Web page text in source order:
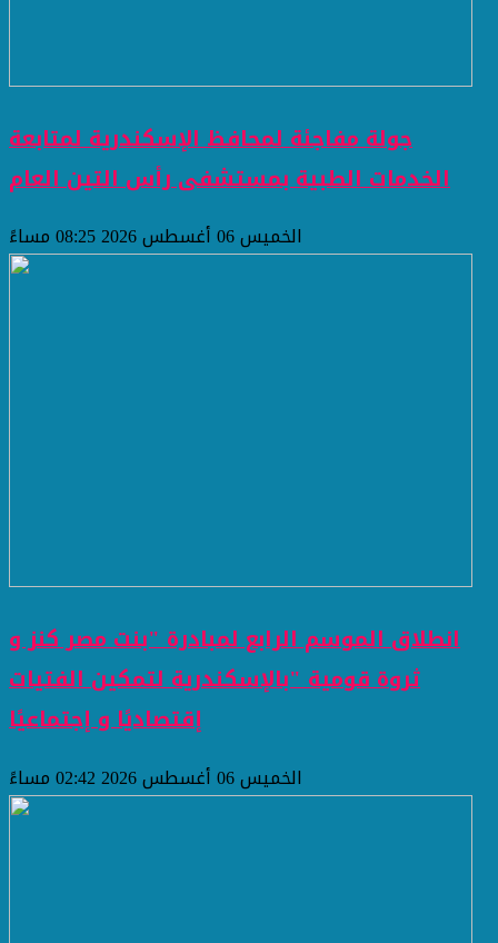
جولة مفاجئة لمحافظ الإسكندرية لمتابعة
الخدمات الطبية بمستشفى رأس التين العام
الخميس 06 أغسطس 2026 08:25 مساءً
انطلاق الموسم الرابع لمبادرة "بنت مصر كنز و
ثروة قومية "بالإسكندرية لتمكين الفتيات
إقتصاديًا و إجتماعيًا
الخميس 06 أغسطس 2026 02:42 مساءً